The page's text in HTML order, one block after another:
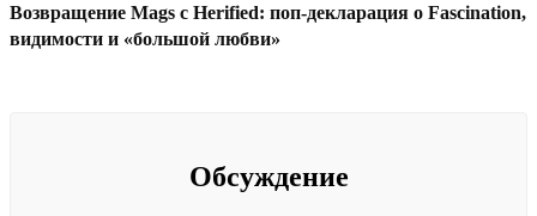
Возвращение Mags с Herified: поп-декларация о Fascination,
видимости и «большой любви»
Обсуждение